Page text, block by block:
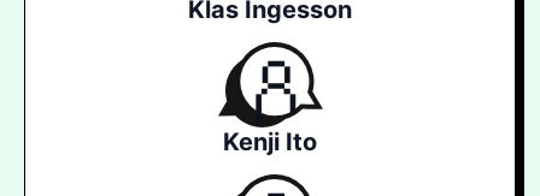
Klas Ingesson
Kenji Ito